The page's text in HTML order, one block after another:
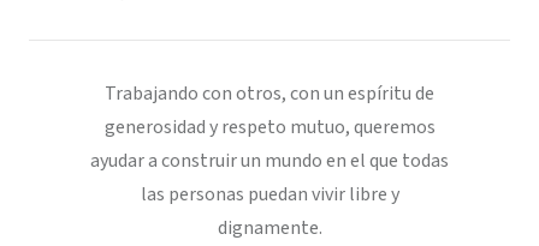
Trabajando con otros, con un espíritu de
generosidad y respeto mutuo, queremos
ayudar a construir un mundo en el que todas
las personas puedan vivir libre y
dignamente.